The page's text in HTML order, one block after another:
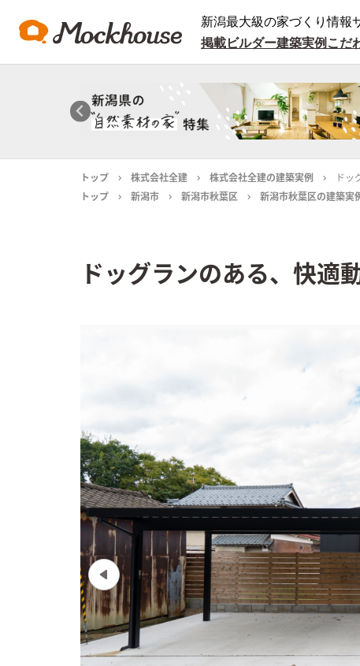
新潟最大級の家づくり情報
掲載ビルダー建築実例 こだ
トップ 株式会社全建 株式会社全建の建築実例
ドッ
トップ
新潟市 新潟市秋葉区 新潟市秋葉区の建築実
ドッグランのある、快適